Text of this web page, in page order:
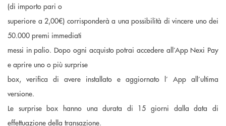
(di importo pari o
superiore a 2,00€) corrisponderà a una possibilità di vincere uno dei
50.000 premi immediati
messi in palio. Dopo ogni acquisto potrai accedere all’App Nexi Pay
e aprire uno o più surprise
box, verifica di avere installato e aggiornato l’ App all’ultima
versione.
Le surprise box hanno una durata di 15 giorni dalla data di
effettuazione della transazione.